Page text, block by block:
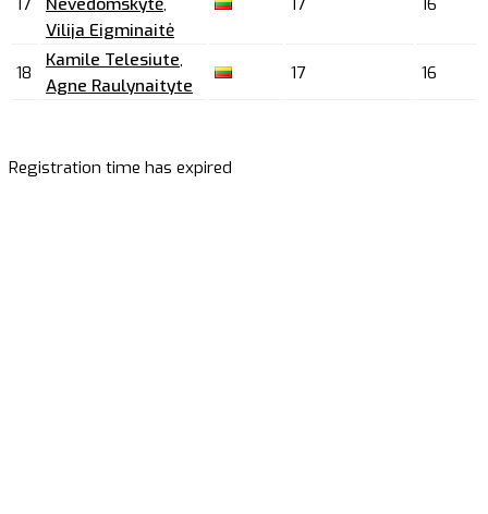
Vilija Eigminaitė
18
Kamile Telesiute,
Agne Raulynaityte
17 16
Registration time has expired